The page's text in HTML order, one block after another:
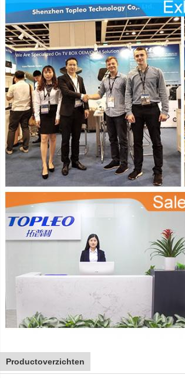
Productoverzichten